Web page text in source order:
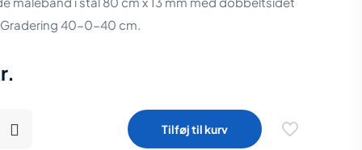
40-0-40 cm.
Tilføj til kurv